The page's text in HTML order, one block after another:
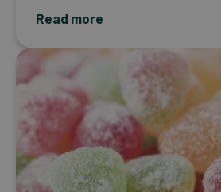
Read more